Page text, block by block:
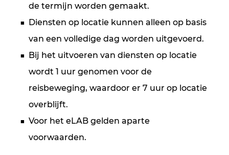
de termijn worden gemaakt.
Diensten op locatie kunnen alleen op basis
van een volledige dag worden uitgevoerd.
Bij het uitvoeren van diensten op locatie
wordt 1 uur genomen voor de
reisbeweging, waardoor er 7 uur op locatie
overblijft.
Voor het eLAB gelden aparte
voorwaarden.